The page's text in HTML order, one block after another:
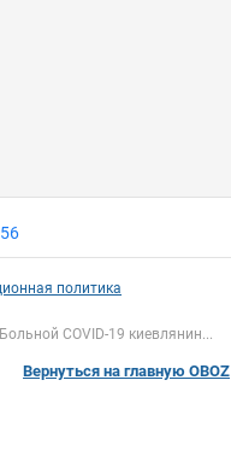
56
политика
Больной COVID-19 киевлянин...
Вернуться на главную OBOZ